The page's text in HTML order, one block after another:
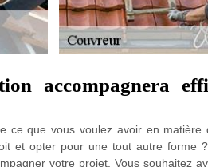
accompagnera
ce que vous voulez avoir en matière
et opter pour une tout autre forme
votre projet. Vous souhaitez